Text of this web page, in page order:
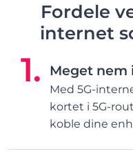
Fordele
internet
Meget
Med 5G-
kortet i 5G-
koble dine